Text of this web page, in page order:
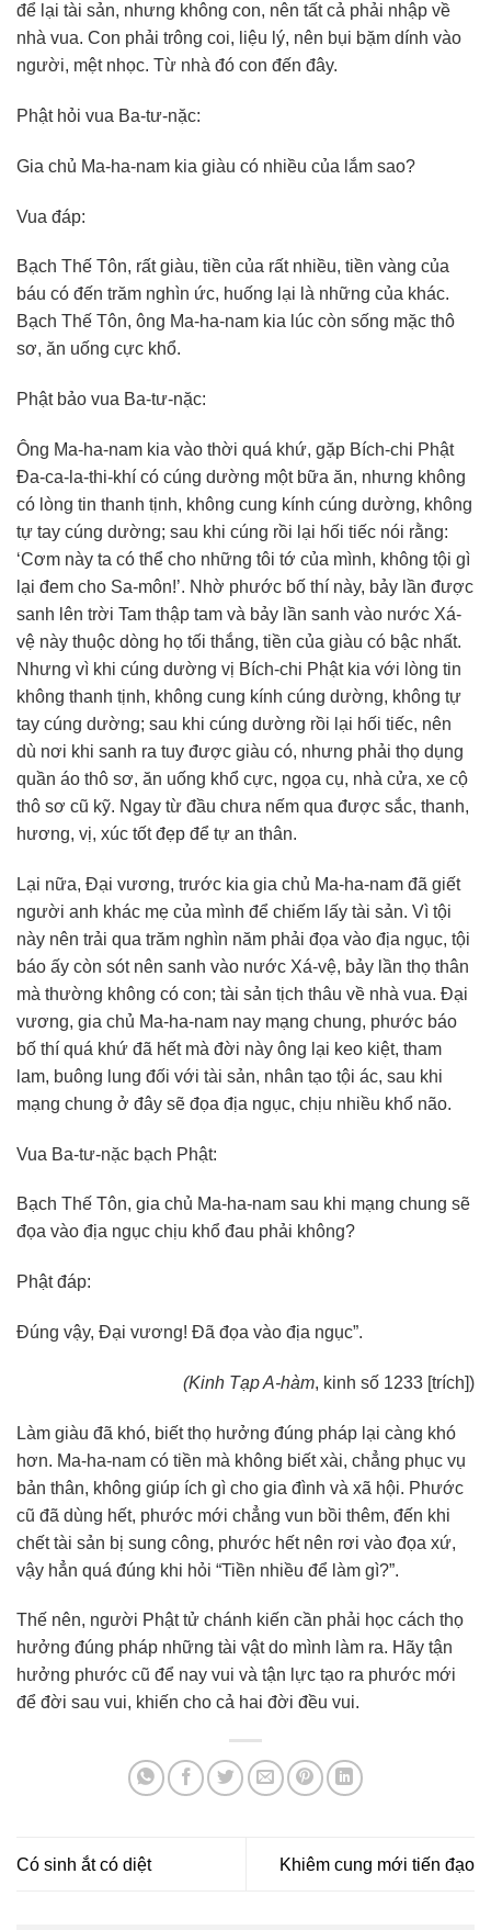
để lại tài sản, nhưng không con, nên tất cả phải nhập về
nhà vua. Con phải trông coi, liệu lý, nên bụi bặm dính vào
người, mệt nhọc. Từ nhà đó con đến đây.
Phật hỏi vua Ba-tư-nặc:
Gia chủ Ma-ha-nam kia giàu có nhiều của lắm sao?
Vua đáp:
Bạch Thế Tôn, rất giàu, tiền của rất nhiều, tiền vàng của
báu có đến trăm nghìn ức, huống lại là những của khác.
Bạch Thế Tôn, ông Ma-ha-nam kia lúc còn sống mặc thô
sơ, ăn uống cực khổ.
Phật bảo vua Ba-tư-nặc:
Ông Ma-ha-nam kia vào thời quá khứ, gặp Bích-chi Phật
Đa-ca-la-thi-khí có cúng dường một bữa ăn, nhưng không
có lòng tin thanh tịnh, không cung kính cúng dường, không
tự tay cúng dường; sau khi cúng rồi lại hối tiếc nói rằng:
‘Cơm này ta có thể cho những tôi tớ của mình, không tội gì
lại đem cho Sa-môn!’. Nhờ phước bố thí này, bảy lần được
sanh lên trời Tam thập tam và bảy lần sanh vào nước Xá-
vệ này thuộc dòng họ tối thắng, tiền của giàu có bậc nhất.
Nhưng vì khi cúng dường vị Bích-chi Phật kia với lòng tin
không thanh tịnh, không cung kính cúng dường, không tự
tay cúng dường; sau khi cúng dường rồi lại hối tiếc, nên
dù nơi khi sanh ra tuy được giàu có, nhưng phải thọ dụng
quần áo thô sơ, ăn uống khổ cực, ngọa cụ, nhà cửa, xe cộ
thô sơ cũ kỹ. Ngay từ đầu chưa nếm qua được sắc, thanh,
hương, vị, xúc tốt đẹp để tự an thân.
Lại nữa, Đại vương, trước kia gia chủ Ma-ha-nam đã giết
người anh khác mẹ của mình để chiếm lấy tài sản. Vì tội
này nên trải qua trăm nghìn năm phải đọa vào địa ngục, tội
báo ấy còn sót nên sanh vào nước Xá-vệ, bảy lần thọ thân
mà thường không có con; tài sản tịch thâu về nhà vua. Đại
vương, gia chủ Ma-ha-nam nay mạng chung, phước báo
bố thí quá khứ đã hết mà đời này ông lại keo kiệt, tham
lam, buông lung đối với tài sản, nhân tạo tội ác, sau khi
mạng chung ở đây sẽ đọa địa ngục, chịu nhiều khổ não.
Vua Ba-tư-nặc bạch Phật:
Bạch Thế Tôn, gia chủ Ma-ha-nam sau khi mạng chung sẽ
đọa vào địa ngục chịu khổ đau phải không?
Phật đáp:
Đúng vậy, Đại vương! Đã đọa vào địa ngục”.
(Kinh Tạp A-hàm, kinh số 1233 [trích])
Làm giàu đã khó, biết thọ hưởng đúng pháp lại càng khó
hơn. Ma-ha-nam có tiền mà không biết xài, chẳng phục vụ
bản thân, không giúp ích gì cho gia đình và xã hội. Phước
cũ đã dùng hết, phước mới chẳng vun bồi thêm, đến khi
chết tài sản bị sung công, phước hết nên rơi vào đọa xứ,
vậy hẳn quá đúng khi hỏi “Tiền nhiều để làm gì?”.
Thế nên, người Phật tử chánh kiến cần phải học cách thọ
hưởng đúng pháp những tài vật do mình làm ra. Hãy tận
hưởng phước cũ để nay vui và tận lực tạo ra phước mới
để đời sau vui, khiến cho cả hai đời đều vui.
Có sinh ắt có diệt Khiêm cung mới tiến đạo